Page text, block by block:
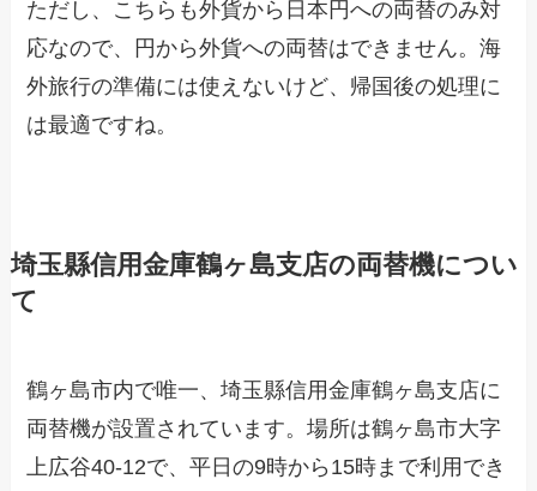
ただし、こちらも外貨から日本円への両替のみ対
応なので、円から外貨への両替はできません。海
外旅行の準備には使えないけど、帰国後の処理に
は最適ですね。
埼玉縣信用金庫鶴ヶ島支店の両替機につい
て
鶴ヶ島市内で唯一、埼玉縣信用金庫鶴ヶ島支店に
両替機が設置されています。場所は鶴ヶ島市大字
上広谷40-12で、平日の9時から15時まで利用でき